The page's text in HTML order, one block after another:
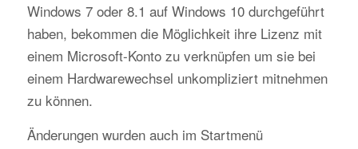
Windows 7 oder 8.1 auf Windows 10 durchgeführt
haben, bekommen die Möglichkeit ihre Lizenz mit
einem Microsoft-Konto zu verknüpfen um sie bei
einem Hardwarewechsel unkompliziert mitnehmen
zu können.
Änderungen wurden auch im Startmenü